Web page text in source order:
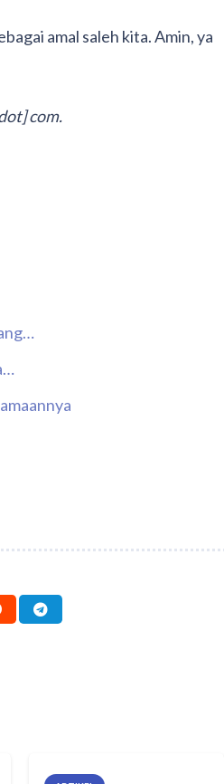
amal saleh kita. Amin, ya
com.